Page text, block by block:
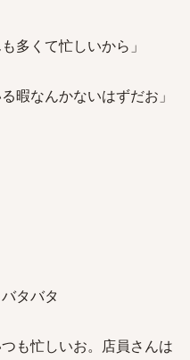
多くて忙しいから」
暇なんかないはずだお」
タバタ
も忙しいお。店員さんは